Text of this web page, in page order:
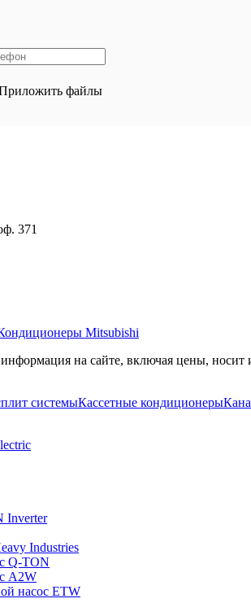
файлы
371
Mitsubishi
на сайте, включая цены, носит
системыКассетные кондиционеры
Inverter
Industries
Q-TON
A2W
насос ETW